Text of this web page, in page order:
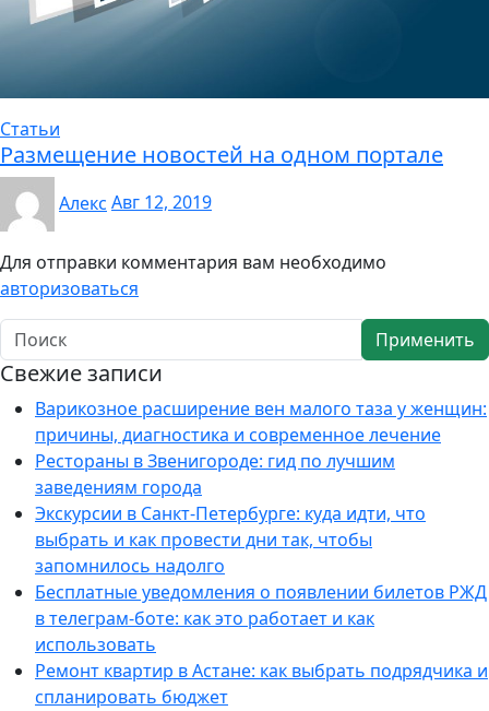
Статьи
Размещение новостей на одном портале
Алекс Авг 12, 2019
Для отправки комментария вам необходимо
авторизоваться
Применить
Свежие записи
Варикозное расширение вен малого таза у женщин:
причины, диагностика и современное лечение
Рестораны в Звенигороде: гид по лучшим
заведениям города
Экскурсии в Санкт-Петербурге: куда идти, что
выбрать и как провести дни так, чтобы
запомнилось надолго
Бесплатные уведомления о появлении билетов РЖД
в телеграм-боте: как это работает и как
использовать
Ремонт квартир в Астане: как выбрать подрядчика и
спланировать бюджет